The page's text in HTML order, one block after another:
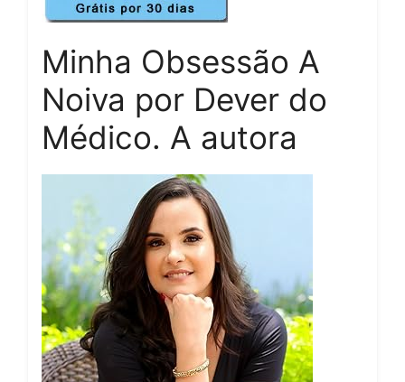
Minha Obsessão A
Noiva por Dever do
Médico. A autora